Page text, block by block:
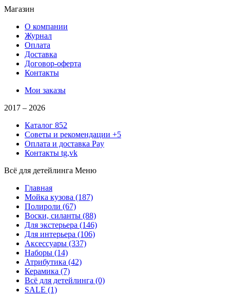
Магазин
О компании
Журнал
Оплата
Доставка
Договор-оферта
Контакты
Мои заказы
2017 – 2026
Каталог 852
Советы и рекомендации +5
Оплата и доставка Pay
Контакты tg,vk
Всё для детейлинга Меню
Главная
Мойка кузова (187)
Полироли (67)
Воски, силанты (88)
Для экстерьера (146)
Для интерьера (106)
Аксессуары (337)
Наборы (14)
Атрибутика (42)
Керамика (7)
Всё для детейлинга (0)
SALE (1)